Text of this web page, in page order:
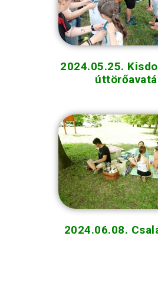
2024.05.25.
2024.06.08.